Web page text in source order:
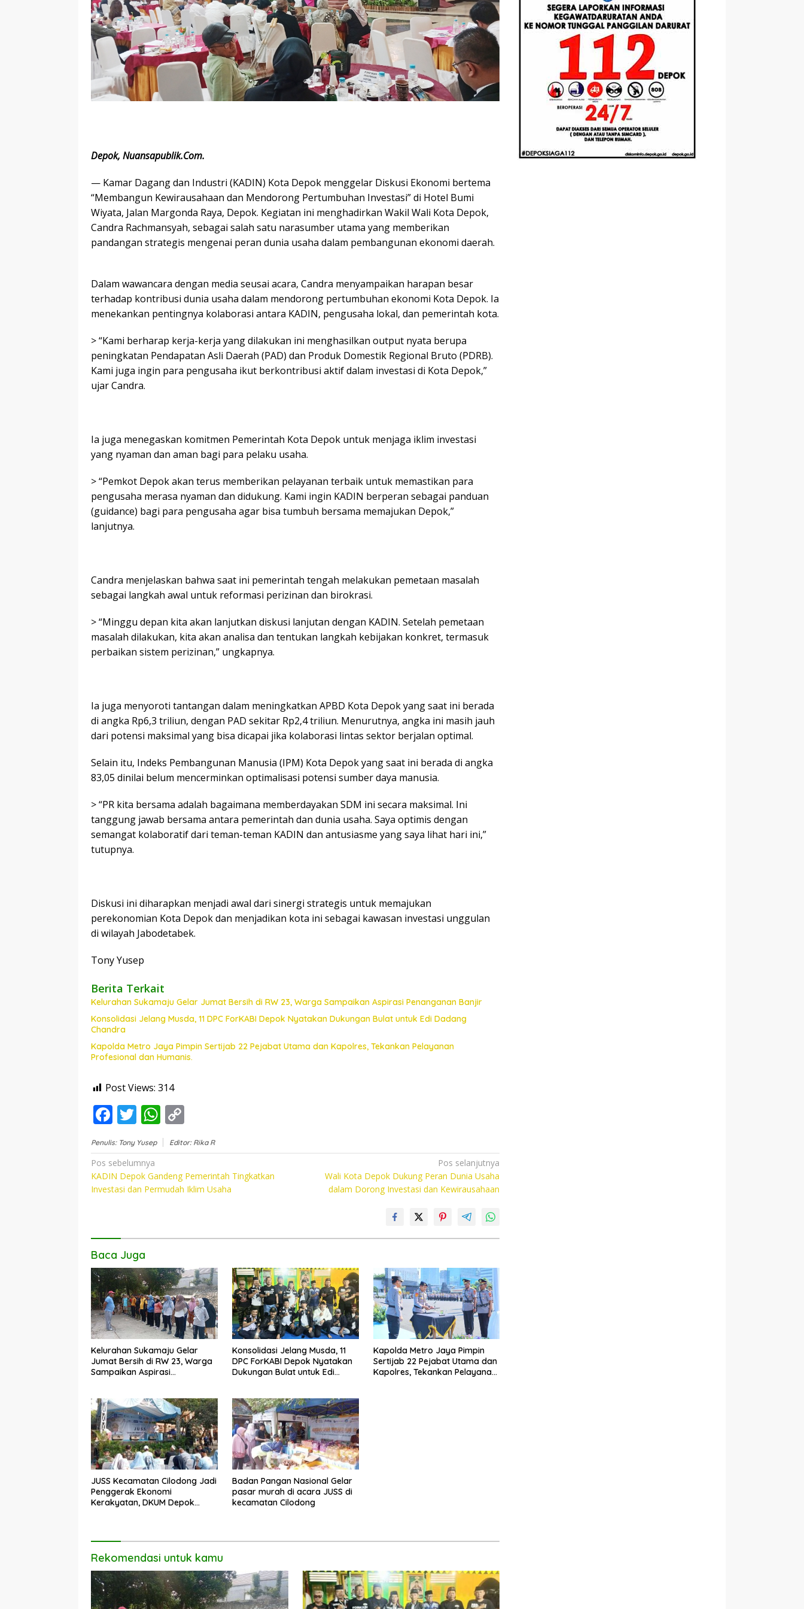
Depok, Nuansapublik.Com.
— Kamar Dagang dan Industri (KADIN) Kota Depok menggelar Diskusi Ekonomi bertema
“Membangun Kewirausahaan dan Mendorong Pertumbuhan Investasi” di Hotel Bumi
Wiyata, Jalan Margonda Raya, Depok. Kegiatan ini menghadirkan Wakil Wali Kota Depok,
Candra Rachmansyah, sebagai salah satu narasumber utama yang memberikan
pandangan strategis mengenai peran dunia usaha dalam pembangunan ekonomi daerah.
Dalam wawancara dengan media seusai acara, Candra menyampaikan harapan besar
terhadap kontribusi dunia usaha dalam mendorong pertumbuhan ekonomi Kota Depok. Ia
menekankan pentingnya kolaborasi antara KADIN, pengusaha lokal, dan pemerintah kota.
> “Kami berharap kerja-kerja yang dilakukan ini menghasilkan output nyata berupa
peningkatan Pendapatan Asli Daerah (PAD) dan Produk Domestik Regional Bruto (PDRB).
Kami juga ingin para pengusaha ikut berkontribusi aktif dalam investasi di Kota Depok,”
ujar Candra.
Ia juga menegaskan komitmen Pemerintah Kota Depok untuk menjaga iklim investasi
yang nyaman dan aman bagi para pelaku usaha.
> “Pemkot Depok akan terus memberikan pelayanan terbaik untuk memastikan para
pengusaha merasa nyaman dan didukung. Kami ingin KADIN berperan sebagai panduan
(guidance) bagi para pengusaha agar bisa tumbuh bersama memajukan Depok,”
lanjutnya.
Candra menjelaskan bahwa saat ini pemerintah tengah melakukan pemetaan masalah
sebagai langkah awal untuk reformasi perizinan dan birokrasi.
> “Minggu depan kita akan lanjutkan diskusi lanjutan dengan KADIN. Setelah pemetaan
masalah dilakukan, kita akan analisa dan tentukan langkah kebijakan konkret, termasuk
perbaikan sistem perizinan,” ungkapnya.
Ia juga menyoroti tantangan dalam meningkatkan APBD Kota Depok yang saat ini berada
di angka Rp6,3 triliun, dengan PAD sekitar Rp2,4 triliun. Menurutnya, angka ini masih jauh
dari potensi maksimal yang bisa dicapai jika kolaborasi lintas sektor berjalan optimal.
Selain itu, Indeks Pembangunan Manusia (IPM) Kota Depok yang saat ini berada di angka
83,05 dinilai belum mencerminkan optimalisasi potensi sumber daya manusia.
> “PR kita bersama adalah bagaimana memberdayakan SDM ini secara maksimal. Ini
tanggung jawab bersama antara pemerintah dan dunia usaha. Saya optimis dengan
semangat kolaboratif dari teman-teman KADIN dan antusiasme yang saya lihat hari ini,”
tutupnya.
Diskusi ini diharapkan menjadi awal dari sinergi strategis untuk memajukan
perekonomian Kota Depok dan menjadikan kota ini sebagai kawasan investasi unggulan
di wilayah Jabodetabek.
Tony Yusep
Berita Terkait
Kelurahan Sukamaju Gelar Jumat Bersih di RW 23, Warga Sampaikan Aspirasi Penanganan Banjir
Konsolidasi Jelang Musda, 11 DPC ForKABI Depok Nyatakan Dukungan Bulat untuk Edi Dadang
Chandra
Kapolda Metro Jaya Pimpin Sertijab 22 Pejabat Utama dan Kapolres, Tekankan Pelayanan
Profesional dan Humanis.
Post Views: 314
F
ac
e
b
o
T
w
itt
er
W
h
at
s
A
o
p
y
Li
Penulis: Tony Yusep Editor: Rika R
Navigasi
pos
Pos sebelumnya
KADIN Depok Gandeng Pemerintah Tingkatkan
Investasi dan Permudah Iklim Usaha
Pos selanjutnya
Wali Kota Depok Dukung Peran Dunia Usaha
dalam Dorong Investasi dan Kewirausahaan
Baca Juga
Kelurahan Sukamaju Gelar
Jumat Bersih di RW 23, Warga
Sampaikan Aspirasi
Konsolidasi Jelang Musda, 11
DPC ForKABI Depok Nyatakan
Dukungan Bulat untuk Edi
Kapolda Metro Jaya Pimpin
Sertijab 22 Pejabat Utama dan
Kapolres, Tekankan Pelayanan
JUSS Kecamatan Cilodong Jadi
Penggerak Ekonomi
Kerakyatan, DKUM Depok
Badan Pangan Nasional Gelar
pasar murah di acara JUSS di
kecamatan Cilodong
Rekomendasi untuk kamu
Penjelasan
Ilmiahnya
Augmented
Reality
Tahun Ajaran
2026-2027